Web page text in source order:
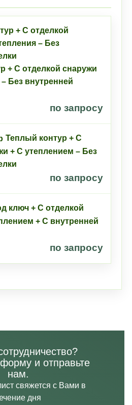
+ С отделкой снаружи
Без внутренней
по запросу
Теплый контур + С
+ С утеплением – Без
по запросу
ключ + С отделкой
+ С внутренней
по запросу
и отправьте
нам.
свяжется с Вами в
дня